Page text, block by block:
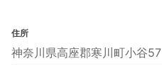
住所
神奈川県高座郡寒川町小谷57